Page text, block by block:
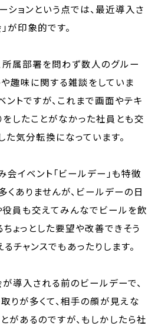
ションという点では、最近導入さ
が印象的です。
所属部署を問わず数人のグルー
や趣味に関する雑談をしていま
ントですが、これまで画面やテキ
をしたことがなかった社員とも交
た気分転換になっています。
会イベント「ビールデー」も特徴
くありませんが、ビールデーの日
員も交えてみんなでビールを飲
ょっとした要望や改善できそう
チャンスでもあったりします。
導入される前のビールデーで、
りが多くて、相手の顔が見えな
があるのですが、もしかしたら社